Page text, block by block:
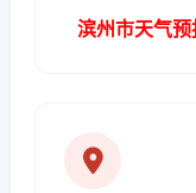
滨州市天气预